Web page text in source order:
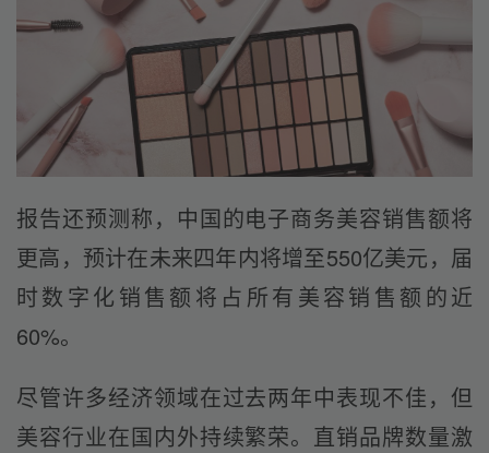
报告还预测称，中国的电子商务美容销售额将
更高，预计在未来四年内将增至550亿美元，届
时数字化销售额将占所有美容销售额的近
60%。
尽管许多经济领域在过去两年中表现不佳，但
美容行业在国内外持续繁荣。直销品牌数量激